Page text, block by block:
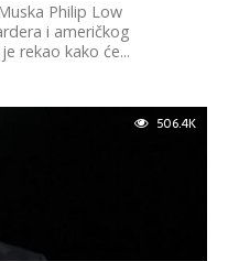
Philip Low
i američkog
rekao kako će...
506.4K